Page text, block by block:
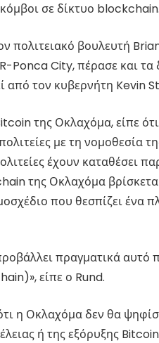
σε δίκτυο blockchain.
πολιτειακό βουλευτή
Ponca City, πέρασε και τα
από τον κυβερνήτη Kevin
της Οκλαχόμα, είπε
με τη νομοθεσία
έχουν καταθέσει
της Οκλαχόμα
που θεσπίζει ένα
πραγματικά
είπε ο Rund.
η Οκλαχόμα δεν θα
ή της εξόρυξης